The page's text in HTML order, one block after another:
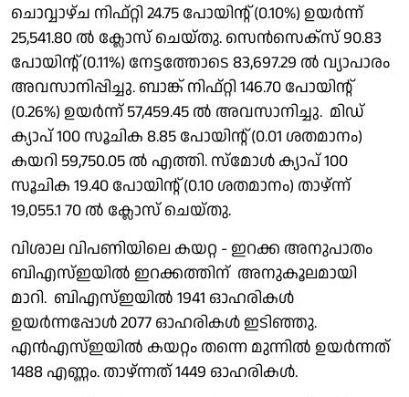
ചൊവ്വാഴ്ച നിഫ്റ്റി 24.75 പോയിൻ്റ് (0.10%) ഉയർന്ന്
25,541.80 ൽ ക്ലോസ് ചെയ്തു. സെൻസെക്സ് 90.83
പോയിൻ്റ് (0.11%) നേട്ടത്തോടെ 83,697.29 ൽ വ്യാപാരം
അവസാനിപ്പിച്ചു. ബാങ്ക് നിഫ്റ്റി 146.70 പോയിൻ്റ്
(0.26%) ഉയർന്ന് 57,459.45 ൽ അവസാനിച്ചു. മിഡ്
ക്യാപ് 100 സൂചിക 8.85 പോയിൻ്റ് (0.01 ശതമാനം)
കയറി 59,750.05 ൽ എത്തി. സ്മോൾ ക്യാപ് 100
സൂചിക 19.40 പോയിൻ്റ് (0.10 ശതമാനം) താഴ്ന്ന്
19,055.1 70 ൽ ക്ലോസ് ചെയ്തു.
വിശാല വിപണിയിലെ കയറ്റ - ഇറക്ക അനുപാതം
ബിഎസ്ഇയിൽ ഇറക്കത്തിന് അനുകൂലമായി
മാറി. ബിഎസ്ഇയിൽ 1941 ഓഹരികൾ
ഉയർന്നപ്പോൾ 2077 ഓഹരികൾ ഇടിഞ്ഞു.
എൻഎസ്ഇയിൽ കയറ്റം തന്നെ മുന്നിൽ ഉയർന്നത്
1488 എണ്ണം. താഴ്ന്നത് 1449 ഓഹരികൾ.